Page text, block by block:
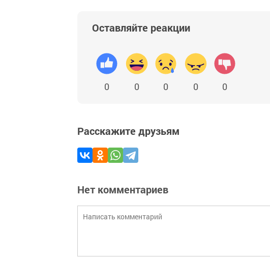
Оставляйте реакции
0 0 0 0 0
Расскажите друзьям
Нет комментариев